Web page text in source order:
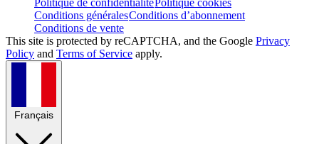
Politique de confidentialitéPolitique cookies
Conditions généralesConditions d’abonnement
Conditions de vente
This site is protected by reCAPTCHA, and the Google Privacy
Policy and Terms of Service apply.
Français